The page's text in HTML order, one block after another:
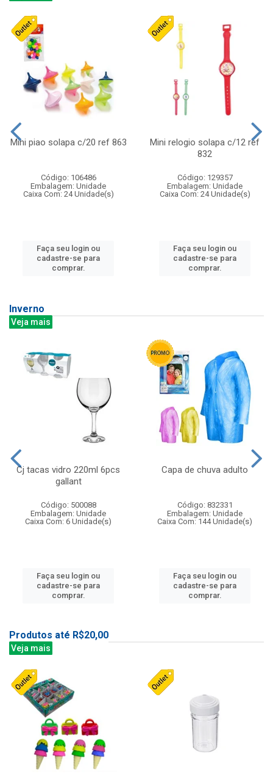
Mini piao solapa c/20 ref 863
Código: 106486
Embalagem: Unidade
Caixa Com: 24 Unidade(s)
Faça seu login ou
cadastre-se para
comprar.
Mini relogio solapa c/12 ref
832
Código: 129357
Embalagem: Unidade
Caixa Com: 24 Unidade(s)
Faça seu login ou
cadastre-se para
comprar.
Inverno
Veja mais
Cj tacas vidro 220ml 6pcs
gallant
Código: 500088
Embalagem: Unidade
Caixa Com: 6 Unidade(s)
Faça seu login ou
cadastre-se para
comprar.
Capa de chuva adulto
Código: 832331
Embalagem: Unidade
Caixa Com: 144 Unidade(s)
Faça seu login ou
cadastre-se para
comprar.
Produtos até R$20,00
Veja mais